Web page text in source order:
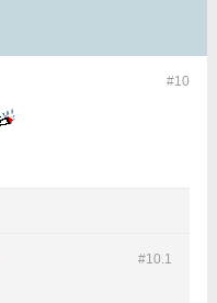
#10
#10.1